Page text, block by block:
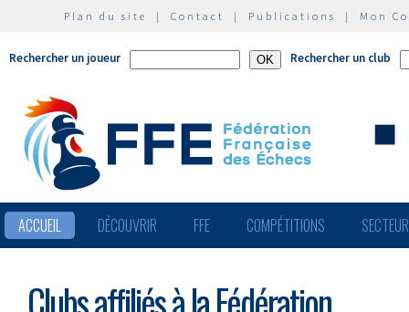
Plan du site | Contact | Publications | Mon
Rechercher un joueur Rechercher un club
ACCUEIL DÉCOUVRIR FFE COMPÉTITIONS
Clubs affiliés à la Fédération